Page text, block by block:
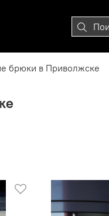
брюки в Приволжске